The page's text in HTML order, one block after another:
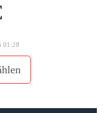
01:28